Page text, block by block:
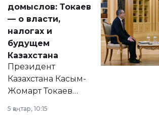
домыслов: Токаев
— о власти,
налогах и
будущем
Казахстана
Президент
Казахстана Касым-
Жомарт Токаев
сразу несколько
5 қаңтар, 10:15